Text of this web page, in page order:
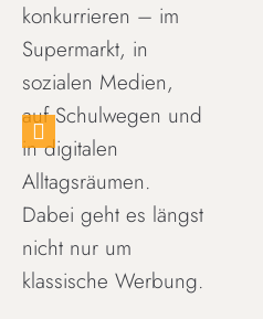
konkurrieren – im
Supermarkt, in
sozialen Medien,
auf Schulwegen und
in digitalen
Alltagsräumen.
Dabei geht es längst
nicht nur um
klassische Werbung.